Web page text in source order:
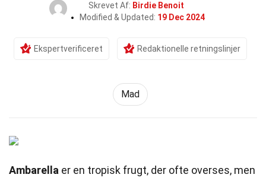
Skrevet Af: Birdie Benoit
Modified & Updated: 19 Dec 2024
Ekspertverificeret Redaktionelle retningslinjer
Mad
Ambarella er en tropisk frugt, der ofte overses, men